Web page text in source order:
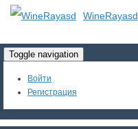
WineRayasd
Toggle navigation
Войти
Регистрация